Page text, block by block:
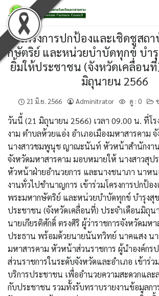
Skip
to
contentโครงการปกป้องและเชิดชูสถ
กษัตริย์ และหน่วยบำบัดทุกข์ บำรุ
ยิ้มให้ประชาชน (จังหวัดเคลื่อน
มิถุนายน 2566
21 มิ.ย. 2566 Adminitrator ดู : 0
วันนี้ (21 มิถุนายน 2566) เวลา 09.00 น. ที่โร
งาม ตำบลห้วยแอ่ง อำเภอเมืองมหาสารคาม
นางสาวชมพูนุช ญาณะนันท์ หัวหน้าสำนักงาน
จังหวัดมหาสารคาม มอบหมายให้ นางสาวสุป
หัวหน้าฝ่ายอำนวยการ และนางชนาภา นาหน
งานทั่วไปชำนาญการ เข้าร่วมโครงการปกป้อ
พระมหากษัตริย์ และหน่วยบำบัดทุกข์ บำรุงสุ
ประชาชน (จังหวัดเคลื่อนที่) ประจำเดือนมิถุน
นายเกียรติศักดิ์ ตรงศิริ ผู้ว่าราชการจังหวัดมห
ประธาน พร้อมด้วยนายนันทวิทย์ นาคแสง นา
มหาสารคาม หัวหน้าส่วนราชการ ผู้นำองค์กร
ส่วนราชการในระดับจังหวัดและอำเภอ เข้าร่
บริการประชาชน เพื่ออำนวยความสะดวกและ
กับประชาชน รวมทั้งรับทราบรายงานข้อมูลก